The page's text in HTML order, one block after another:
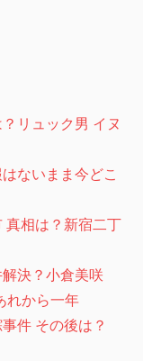
リュック男 イヌ
ないまま今どこ
真相は？新宿二丁
決？小倉美咲
れから一年
件 その後は？